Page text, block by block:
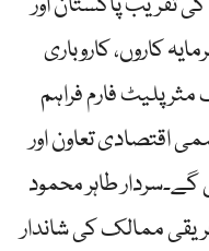
کاروں، کاروباری
پلیٹ فارم فراہم
اقتصادی تعاون اور
طاہر محمود
ممالک کی شاندار